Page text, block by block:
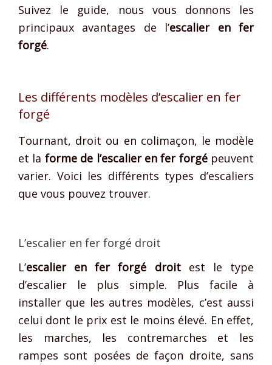
Suivez le guide, nous vous donnons les
principaux avantages de l’escalier en fer
forgé.
Les différents modèles d’escalier en fer
forgé
Tournant, droit ou en colimaçon, le modèle
et la forme de l’escalier en fer forgépeuvent
varier. Voici les différents types d’escaliers
que vous pouvez trouver.
L’escalier en fer forgé droit
L’escalier en fer forgé droitest le type
d’escalier le plus simple. Plus facile à
installer que les autres modèles, c’est aussi
celui dont le prix est le moins élevé. En effet,
les marches, les contremarches et les
rampes sont posées de façon droite, sans